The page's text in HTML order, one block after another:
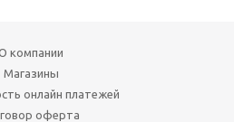
компании
Магазины
онлайн платежей
оферта